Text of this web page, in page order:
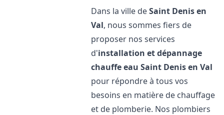
Dans la ville deSaint Denis en
Val, nous sommes fiers de
proposer nos services
d'installation et dépannage
chauffe eau Saint Denis en Val
pour répondre à tous vos
besoins en matière de chauffage
et de plomberie. Nos plombiers